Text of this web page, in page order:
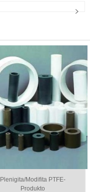
Plenigita/Modifita PTFE-
Produkto